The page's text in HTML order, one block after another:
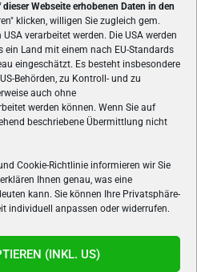
Webseite erhobenen Daten in den
klicken, willigen Sie zugleich gem.
USA verarbeitet werden. Die USA werden
Land mit einem nach EU-Standards
eingeschätzt. Es besteht insbesondere
Behörden, zu Kontroll- und zu
auch ohne
werden können. Wenn Sie auf
beschriebene Übermittlung nicht
Cookie-Richtlinie informieren wir Sie
Ihnen genau, was eine
kann. Sie können Ihre Privatsphäre-
individuell anpassen oder widerrufen.
(INKL. US)
UNS
Gamers.at ist das älteste Online-
bringt täglich aktuelle News,
und Konsolenspielen, Gaming-
der Welt des e-Sport's.
UNS